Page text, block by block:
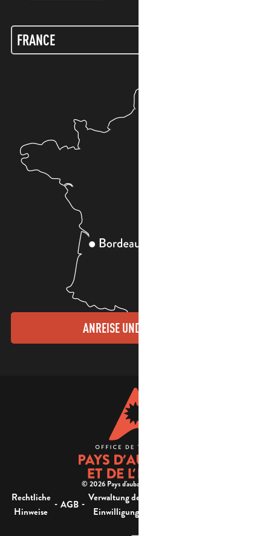
ANREISE UND KONTAKTE
© 2026 Pays d'aubagne et de l'étoile -
Rechtliche
Hinweise
- AGB - Verwaltung der
Einwilligung